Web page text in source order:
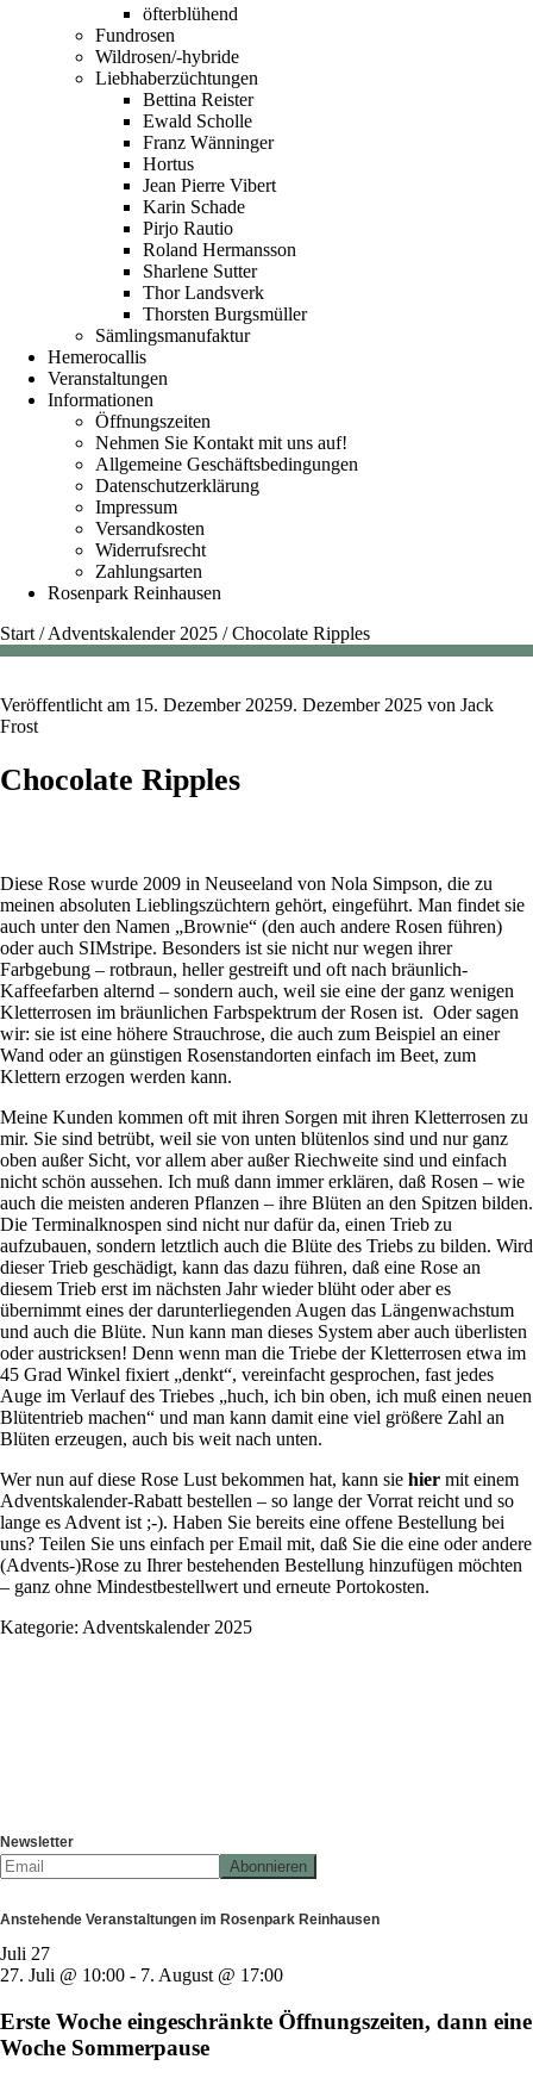
öfterblühend
Fundrosen
Wildrosen/-hybride
Liebhaberzüchtungen
Bettina Reister
Ewald Scholle
Franz Wänninger
Hortus
Jean Pierre Vibert
Karin Schade
Pirjo Rautio
Roland Hermansson
Sharlene Sutter
Thor Landsverk
Thorsten Burgsmüller
Sämlingsmanufaktur
Hemerocallis
Veranstaltungen
Informationen
Öffnungszeiten
Nehmen Sie Kontakt mit uns auf!
Allgemeine Geschäftsbedingungen
Datenschutzerklärung
Impressum
Versandkosten
Widerrufsrecht
Zahlungsarten
Rosenpark Reinhausen
Start /Adventskalender 2025 /Chocolate Ripples
Veröffentlicht am 15. Dezember 20259. Dezember 2025 von Jack
Frost
Chocolate Ripples
Diese Rose wurde 2009 in Neuseeland von Nola Simpson, die zu
meinen absoluten Lieblingszüchtern gehört, eingeführt. Man findet sie
auch unter den Namen „Brownie“ (den auch andere Rosen führen)
oder auch SIMstripe. Besonders ist sie nicht nur wegen ihrer
Farbgebung – rotbraun, heller gestreift und oft nach bräunlich-
Kaffeefarben alternd – sondern auch, weil sie eine der ganz wenigen
Kletterrosen im bräunlichen Farbspektrum der Rosen ist. Oder sagen
wir: sie ist eine höhere Strauchrose, die auch zum Beispiel an einer
Wand oder an günstigen Rosenstandorten einfach im Beet, zum
Klettern erzogen werden kann.
Meine Kunden kommen oft mit ihren Sorgen mit ihren Kletterrosen zu
mir. Sie sind betrübt, weil sie von unten blütenlos sind und nur ganz
oben außer Sicht, vor allem aber außer Riechweite sind und einfach
nicht schön aussehen. Ich muß dann immer erklären, daß Rosen – wie
auch die meisten anderen Pflanzen – ihre Blüten an den Spitzen bilden.
Die Terminalknospen sind nicht nur dafür da, einen Trieb zu
aufzubauen, sondern letztlich auch die Blüte des Triebs zu bilden. Wird
dieser Trieb geschädigt, kann das dazu führen, daß eine Rose an
diesem Trieb erst im nächsten Jahr wieder blüht oder aber es
übernimmt eines der darunterliegenden Augen das Längenwachstum
und auch die Blüte. Nun kann man dieses System aber auch überlisten
oder austricksen! Denn wenn man die Triebe der Kletterrosen etwa im
45 Grad Winkel fixiert „denkt“, vereinfacht gesprochen, fast jedes
Auge im Verlauf des Triebes „huch, ich bin oben, ich muß einen neuen
Blütentrieb machen“ und man kann damit eine viel größere Zahl an
Blüten erzeugen, auch bis weit nach unten.
Wer nun auf diese Rose Lust bekommen hat, kann sie hier mit einem
Adventskalender-Rabatt bestellen – so lange der Vorrat reicht und so
lange es Advent ist ;-). Haben Sie bereits eine offene Bestellung bei
uns? Teilen Sie uns einfach per Email mit, daß Sie die eine oder andere
(Advents-)Rose zu Ihrer bestehenden Bestellung hinzufügen möchten
– ganz ohne Mindestbestellwert und erneute Portokosten.
Kategorie: Adventskalender 2025
Newsletter
Anstehende Veranstaltungen im Rosenpark Reinhausen
Juli 27
27. Juli @ 10:00 - 7. August @ 17:00
Erste Woche eingeschränkte Öffnungszeiten, dann eine
Woche Sommerpause